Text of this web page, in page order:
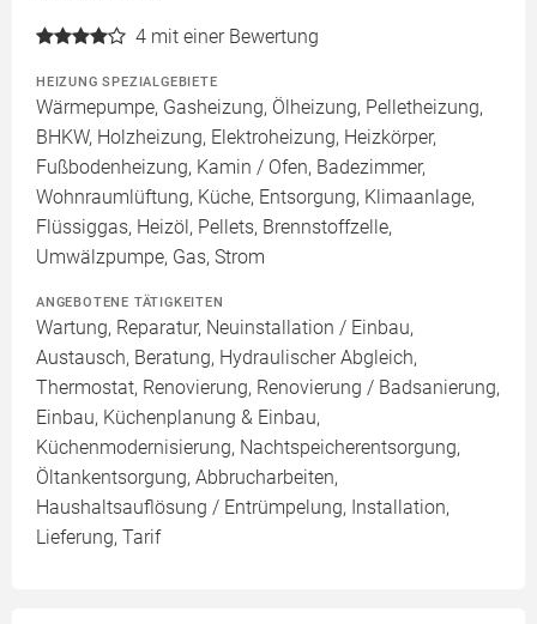
4 mit einer Bewertung
HEIZUNG SPEZIALGEBIETE
Wärmepumpe, Gasheizung, Ölheizung, Pelletheizung,
BHKW, Holzheizung, Elektroheizung, Heizkörper,
Fußbodenheizung, Kamin / Ofen, Badezimmer,
Wohnraumlüftung, Küche, Entsorgung, Klimaanlage,
Flüssiggas, Heizöl, Pellets, Brennstoffzelle,
Umwälzpumpe, Gas, Strom
ANGEBOTENE TÄTIGKEITEN
Wartung, Reparatur, Neuinstallation / Einbau,
Austausch, Beratung, Hydraulischer Abgleich,
Thermostat, Renovierung, Renovierung / Badsanierung,
Einbau, Küchenplanung & Einbau,
Küchenmodernisierung, Nachtspeicherentsorgung,
Öltankentsorgung, Abbrucharbeiten,
Haushaltsauflösung / Entrümpelung, Installation,
Lieferung, Tarif